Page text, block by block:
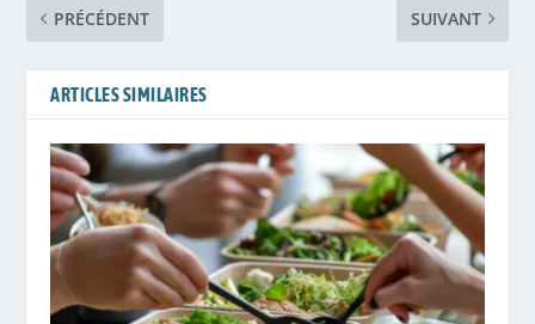
PRÉCÉDENT
SUIVANT
ARTICLES SIMILAIRES